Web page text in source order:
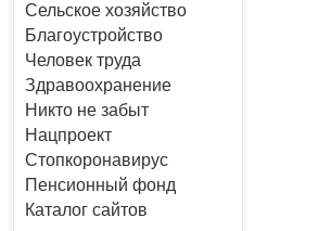
Сельское хозяйство
Благоустройство
Человек труда
Здравоохранение
Никто не забыт
Нацпроект
Стопкоронавирус
Пенсионный фонд
Каталог сайтов